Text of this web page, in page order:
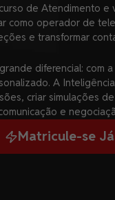
de Atendimento e
como operador de
e transformar
diferencial: com
A
criar simulações
e
Matricule-se